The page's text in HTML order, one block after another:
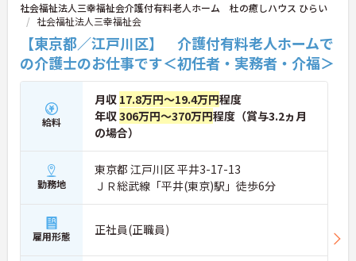
社会福祉法人三幸福祉会介護付有料老人ホーム 杜の癒しハウス ひらい
社会福祉法人三幸福祉会
【東京都／江戸川区】 介護付有料老人ホームで
の介護士のお仕事です＜初任者・実務者・介福＞
給料
月収 17.8万円～19.4万円程度
年収306万円～370万円程度（賞与3.2ヵ月
の場合）
勤務地
東京都 江戸川区 平井3-17-13
ＪＲ総武線「平井(東京)駅」徒歩6分
雇用形態 正社員(正職員)